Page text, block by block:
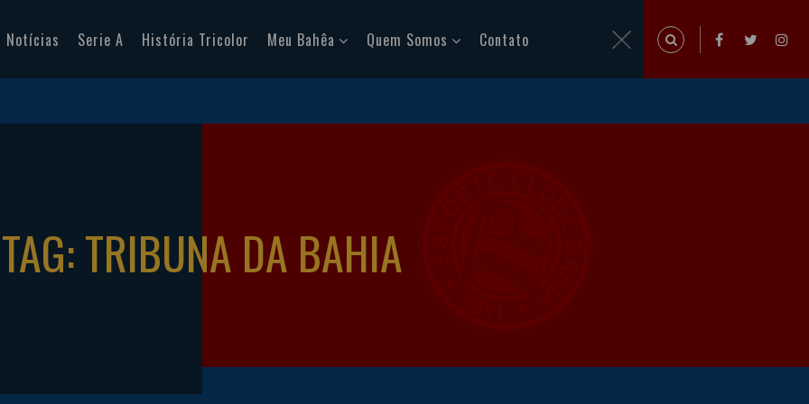
Notícias Serie A História Tricolor Meu Bahêa Quem Somos Contato
TAG: TRIBUNA DA BAHIA